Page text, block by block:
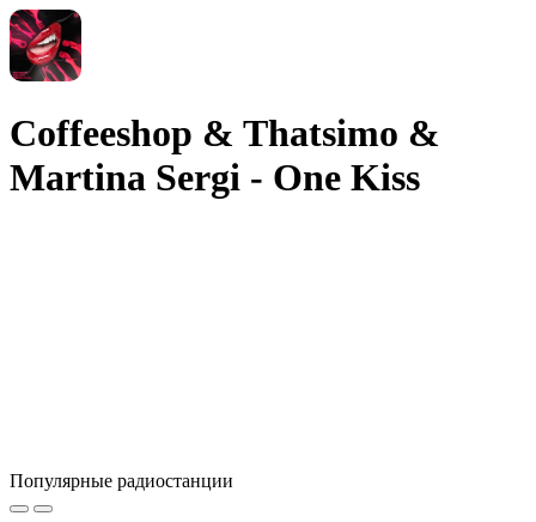
Coffeeshop & Thatsimo &
Martina Sergi - One Kiss
Популярные радиостанции